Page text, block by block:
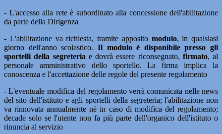
- L'accesso alla rete è subordinato alla concessione dell'abilitazione
da parte della Dirigenza
- L'abilitazione va richiesta, tramite apposito modulo, in qualsiasi
giorno dell'anno scolastico. Il modulo è disponibile presso gli
sportelli della segreteria e dovrà essere riconsegnato, firmato, al
personale amministrativo dello sportello. La firma implica la
conoscenza e l'accettazione delle regole del presente regolamento
- L'eventuale modifica del regolamento verrà comunicata nelle news
del sito dell'istituto e agli sportelli della segreteria; l'abilitazione non
va rinnovata annualmente nè in caso di modifica del regolamento;
decade solo se l'utente non fa più parte dell'organico dell'istituto o
rinuncia al servizio